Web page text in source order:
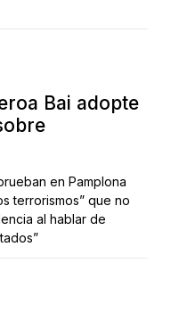
Bai adopte
en Pamplona
terrorismos” que no
al hablar de